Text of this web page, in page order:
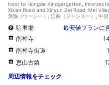
Next to Hongde Kindgergarten,
Xixian Road and Xinyun Bei Road, Mei
無錫（ウーシー）, 江蘇（ジャンスー）, 中国
駐車場
最安値プランに
南禅寺
南禅寺街道
恵山古鎮
周辺情報をチェック